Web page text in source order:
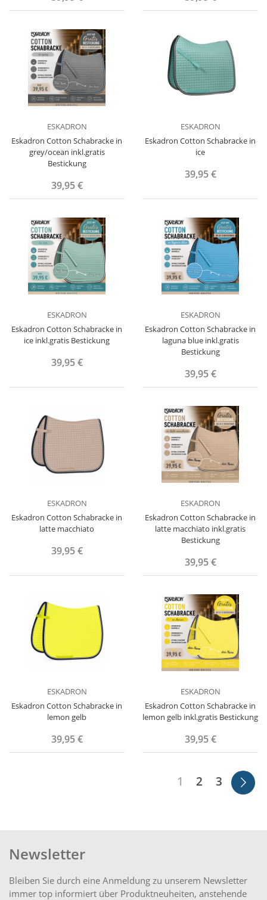
ESKADRON
Eskadron Cotton Schabracke in
grey/ocean inkl.gratis
Bestickung
39,95 €
ESKADRON
Eskadron Cotton Schabracke in
ice
39,95 €
ESKADRON
Eskadron Cotton Schabracke in
ice inkl.gratis Bestickung
39,95 €
ESKADRON
Eskadron Cotton Schabracke in
laguna blue inkl.gratis
Bestickung
39,95 €
ESKADRON
Eskadron Cotton Schabracke in
latte macchiato
39,95 €
ESKADRON
Eskadron Cotton Schabracke in
latte macchiato inkl.gratis
Bestickung
39,95 €
ESKADRON
Eskadron Cotton Schabracke in
lemon gelb
39,95 €
ESKADRON
Eskadron Cotton Schabracke in
lemon gelb inkl.gratis Bestickung
39,95 €
1 2 3
Newsletter
Bleiben Sie durch eine Anmeldung zu unserem Newsletter
immer top informiert über Produktneuheiten, anstehende